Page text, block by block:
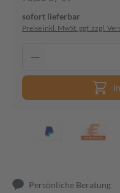
sofort lieferbar
Preise inkl. MwSt. ggf. zzgl.
Persönliche Beratung